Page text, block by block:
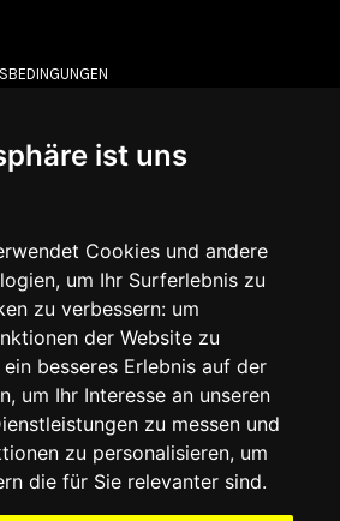
ist uns
Cookies und andere
um Ihr Surferlebnis zu
zu verbessern: um
der Website zu
ein besseres Erlebnis auf der
, um Ihr Interesse an unseren
zu messen und
zu personalisieren, um
die für Sie relevanter sind.